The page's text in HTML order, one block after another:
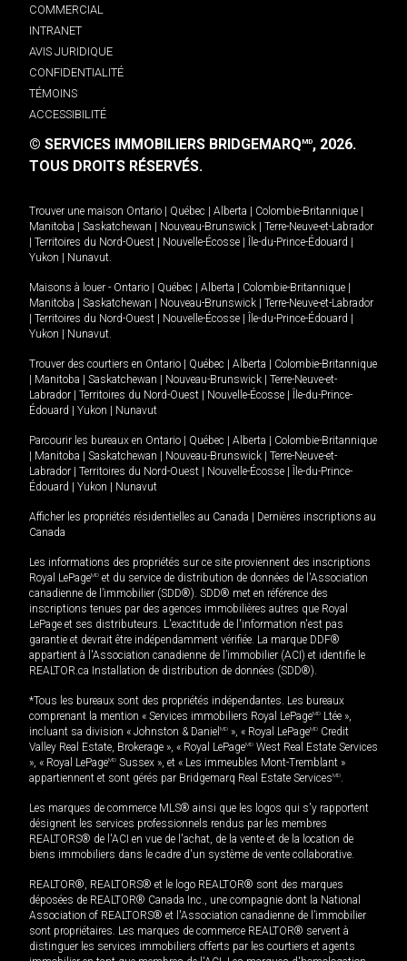
COMMERCIAL
INTRANET
AVIS JURIDIQUE
CONFIDENTIALITÉ
TÉMOINS
ACCESSIBILITÉ
© SERVICES IMMOBILIERS BRIDGEMARQMD, 2026.
TOUS DROITS RÉSERVÉS.
Trouver une maison Ontario Québec Alberta Colombie-Britannique
Manitoba
Saskatchewan Nouveau-Brunswick
Terre-Neuve-et-Labrador
Territoires du Nord-Ouest Nouvelle-Écosse Île-du-Prince-Édouard
Yukon
Nunavut.
Maisons à louer - Ontario Québec Alberta Colombie-Britannique
Manitoba
Saskatchewan Nouveau-Brunswick
Terre-Neuve-et-Labrador
Territoires du Nord-Ouest Nouvelle-Écosse Île-du-Prince-Édouard
Yukon
Nunavut.
Trouver des courtiers en Ontario Québec Alberta
Colombie-Britannique
Manitoba Saskatchewan Nouveau-Brunswick
Terre-Neuve-et-
Labrador
Territoires du Nord-Ouest Nouvelle-Écosse
Île-du-Prince-
Édouard
Yukon Nunavut
Parcourir les bureaux en Ontario Québec Alberta
Colombie-Britannique
Manitoba Saskatchewan Nouveau-Brunswick
Terre-Neuve-et-
Labrador
Territoires du Nord-Ouest Nouvelle-Écosse
Île-du-Prince-
Édouard
Yukon Nunavut
Afficher les propriétés résidentielles au Canada
Dernières inscriptions au
Canada
Les informations des propriétés sur ce site proviennent des inscriptions
Royal LePageMD et du service de distribution de données de l'Association
canadienne de l’immobilier (SDD®). SDD® met en référence des
inscriptions tenues par des agences immobilières autres que Royal
LePage et ses distributeurs. L'exactitude de l'information n'est pas
garantie et devrait être indépendamment vérifiée. La marque DDF®
appartient à l'Association canadienne de l’immobilier (ACI) et identifie le
REALTOR.ca Installation de distribution de données (SDD®).
*Tous les bureaux sont des propriétés indépendantes. Les bureaux
comprenant la mention « Services immobiliers Royal LePageMD Ltée »,
incluant sa division « Johnston & Daniel MD », « Royal LePageMD Credit
Valley Real Estate, Brokerage », « Royal LePageMD West Real Estate Services
», « Royal LePageMD Sussex », et « Les immeubles Mont-Tremblant »
appartiennent et sont gérés par Bridgemarq Real Estate ServicesMD.
Les marques de commerce MLS® ainsi que les logos qui s'y rapportent
désignent les services professionnels rendus par les membres
REALTORS® de l'ACI en vue de l'achat, de la vente et de la location de
biens immobiliers dans le cadre d'un système de vente collaborative.
REALTOR®, REALTORS® et le logo REALTOR® sont des marques
déposées de REALTOR® Canada Inc., une compagnie dont la National
Association of REALTORS® et l'Association canadienne de l’immobilier
sont propriétaires. Les marques de commerce REALTOR® servent à
distinguer les services immobiliers offerts par les courtiers et agents